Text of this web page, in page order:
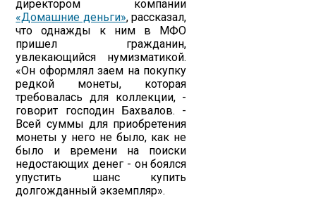
директором компании
«Домашние деньги», рассказал,
что однажды к ним в МФО
пришел гражданин,
увлекающийся нумизматикой.
«Он оформлял заем на покупку
редкой монеты, которая
требовалась для коллекции, -
говорит господин Бахвалов. -
Всей суммы для приобретения
монеты у него не было, как не
было и времени на поиски
недостающих денег - он боялся
упустить шанс купить
долгожданный экземпляр».